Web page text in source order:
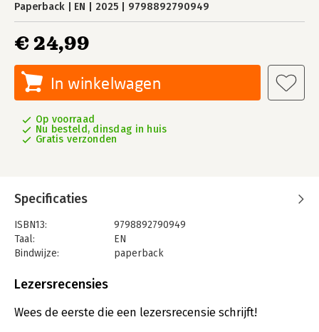
Paperback EN 2025 9798892790949
€ 24,99
In winkelwagen
Op voorraad
Nu besteld, dinsdag in huis
Gratis verzonden
Specificaties
ISBN13:
9798892790949
Taal:
EN
Bindwijze:
paperback
Uitgever:
Lezersrecensies
Wees de eerste die een lezersrecensie schrijft!